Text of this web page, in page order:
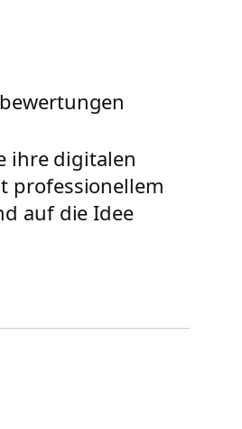
ihre digitalen
professionellem
auf die Idee